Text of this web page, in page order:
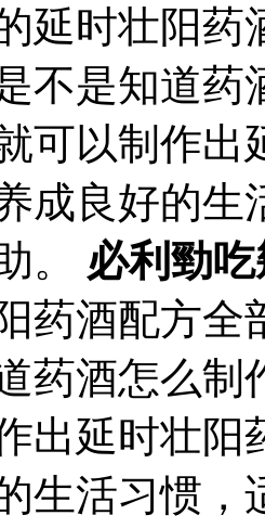
延时壮阳
不是知道药
可以制作出
成良好的
。 必利勁
药酒配方全
药酒怎么
出延时壮
生活习惯，